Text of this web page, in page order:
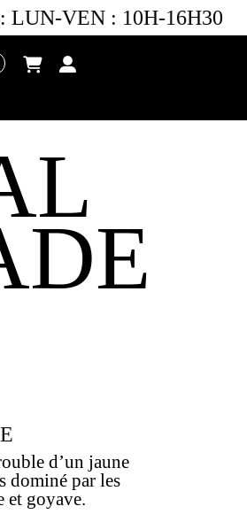
VEN :10H-16H30
d’un jaune
dominé par les
et goyave.